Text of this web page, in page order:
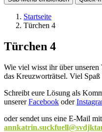
Startseite
Türchen 4
Türchen 4
Wie viel wisst ihr über unseren
das Kreuzworträtsel. Viel Spaß
Schreibt eure Lösung als
unsererFacebook oder
oder sendet uns eine E-Mail